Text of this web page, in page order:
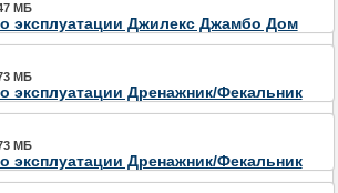
МБ
эксплуатации Джилекс Джамбо Дом
МБ
эксплуатации Дренажник/Фекальник
МБ
эксплуатации Дренажник/Фекальник